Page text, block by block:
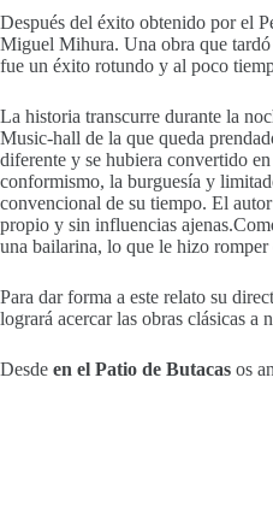
Después del éxito obtenido por el
Miguel Mihura. Una obra que tardó
fue un éxito rotundo y al poco
La historia transcurre durante la
Music-hall de la que queda
diferente y se hubiera convertido
conformismo, la burguesía y
convencional de su tiempo. El
propio y sin influencias
una bailarina, lo que le hizo
Para dar forma a este relato su
logrará acercar las obras clásicas a
Desde en el Patio de Butacas os